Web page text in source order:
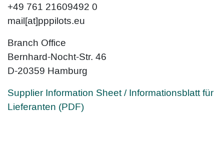
+49 761 21609492 0
mail[at]pppilots.eu
Branch Office
Bernhard-Nocht-Str. 46
D-20359 Hamburg
Supplier Information Sheet / Informationsblatt für
Lieferanten (PDF)